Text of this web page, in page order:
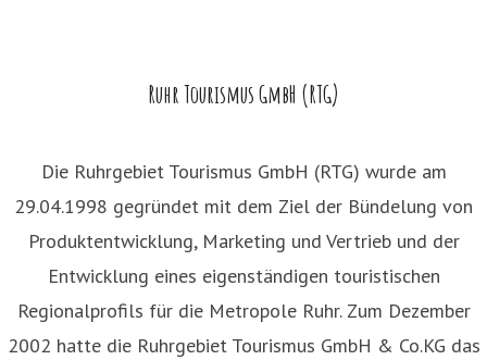
Ruhr Tourismus GmbH (RTG)
Die Ruhrgebiet Tourismus GmbH (RTG) wurde am
29.04.1998 gegründet mit dem Ziel der Bündelung von
Produktentwicklung, Marketing und Vertrieb und der
Entwicklung eines eigenständigen touristischen
Regionalprofils für die Metropole Ruhr. Zum Dezember
2002 hatte die Ruhrgebiet Tourismus GmbH & Co.KG das